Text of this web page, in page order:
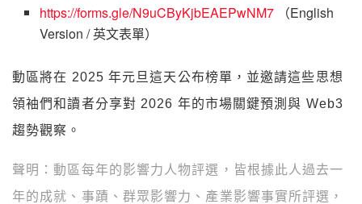
https://forms.gle/N9uCByKjbEAEPwNM7
（English
Version / 英文表單）
動區將在 2025 年元旦這天公布榜單，並邀請這些思想
領袖們和讀者分享對 2026 年的市場關鍵預測與 Web3
趨勢觀察。
聲明：動區每年的影響力人物評選，皆根據此人過去一
年的成就、事蹟、群眾影響力、產業影響事實所評選，